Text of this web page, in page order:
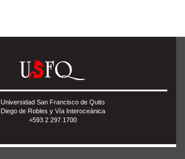
Universidad San Francisco de Quito
Diego de Robles y Vía Interoceánica
+593 2 297 1700